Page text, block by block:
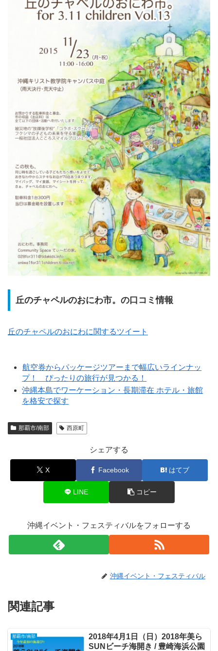
丘のチャペルのおにわ市。の口コミ情報
丘のチャペルのおにわに関するツイート
航空券からパッケージツアーまで幅広いラインナッ
プ！ ぴったりの旅行が見つかる！
沖縄本島でワーケーション・長期滞在 ホテル・旅館
を格安で探す
那覇市/南部 西原町
シェアする
X Facebook はてブ
LINE コピー
沖縄イベント・フェスティバルをフォローする
沖縄イベント・フェスティバル
関連記事
那覇市/南部
2018年4月1日（日）2018年美ら
SUNビーチ海開き / 豊崎海浜公園